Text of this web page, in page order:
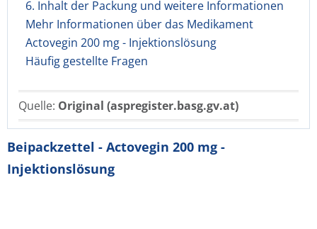
6. Inhalt der Packung und weitere Informationen
Mehr Informationen über das Medikament
Actovegin 200 mg - Injektionslösung
Häufig gestellte Fragen
Quelle: Original (aspregister.basg.gv.at)
Beipackzettel - Actovegin 200 mg -
Injektionslösung